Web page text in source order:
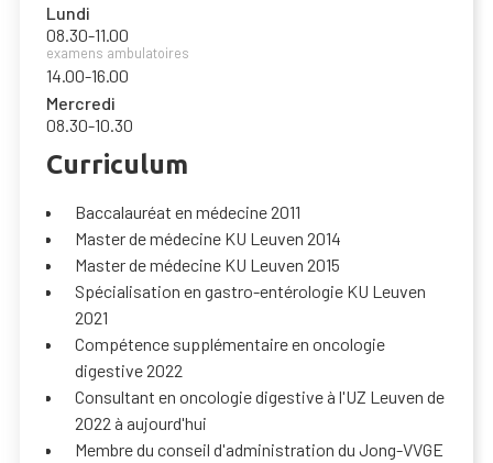
Lundi
08.30-11.00
examens ambulatoires
14.00-16.00
Mercredi
08.30-10.30
Curriculum
Baccalauréat en médecine 2011
Master de médecine KU Leuven 2014
Master de médecine KU Leuven 2015
Spécialisation en gastro-entérologie KU Leuven
2021
Compétence supplémentaire en oncologie
digestive 2022
Consultant en oncologie digestive à l'UZ Leuven de
2022 à aujourd'hui
Membre du conseil d'administration du Jong-VVGE